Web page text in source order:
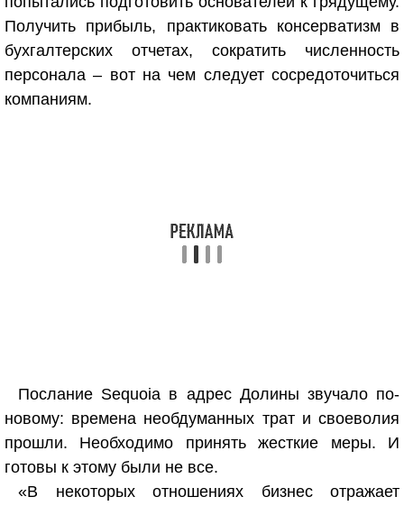
Получить прибыль, практиковать консерватизм в
бухгалтерских отчетах, сократить численность
персонала – вот на чем следует сосредоточиться
компаниям.
Послание Sequoia в адрес Долины звучало по-
новому: времена необдуманных трат и своеволия
прошли. Необходимо принять жесткие меры. И
готовы к этому были не все.
«В некоторых отношениях бизнес отражает